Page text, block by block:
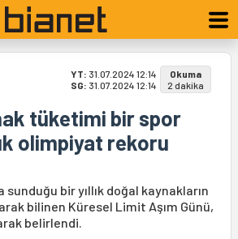
YT: 31.07.2024 12:14
SG: 31.07.2024 12:14
Okuma
2 dakika
tüketimi bir spor
olimpiyat rekoru
sunduğu bir yıllık doğal kaynakların
bilinen Küresel Limit Aşım Günü,
belirlendi.